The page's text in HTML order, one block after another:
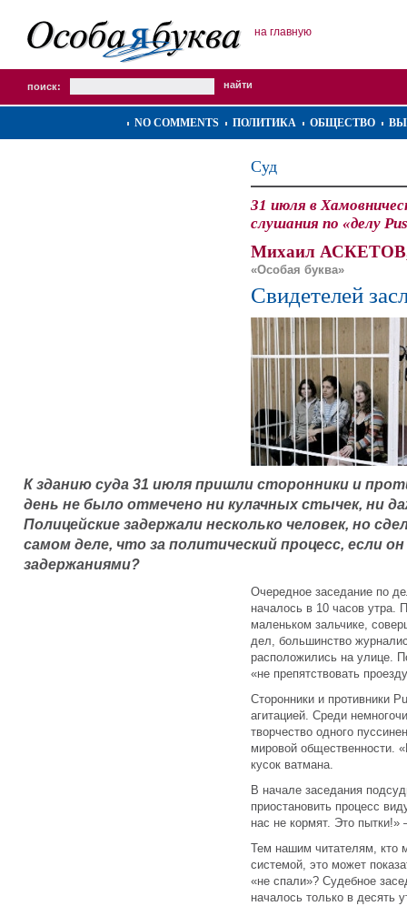
на главную
поиск:
NO COMMENTS ПОЛИТИКА ОБЩЕСТВО
Суд
31 июля в
слушания по «делу
Михаил
«Особая буква»
Свидетелей
К зданию суда 31 июля пришли сторонники и
день не было отмечено ни кулачных стычек, ни
Полицейские задержали несколько человек, но
самом деле, что за политический процесс, если
задержаниями?
Очередное заседание по
началось в 10 часов утра.
маленьком зальчике,
дел, большинство
расположились на улице.
«не препятствовать
Сторонники и противники
агитацией. Среди
творчество одного
мировой общественности.
кусок ватмана.
В начале заседания
приостановить процесс
нас не кормят. Это
Тем нашим читателям, кто
системой, это может
«не спали»? Судебное
началось только в десять